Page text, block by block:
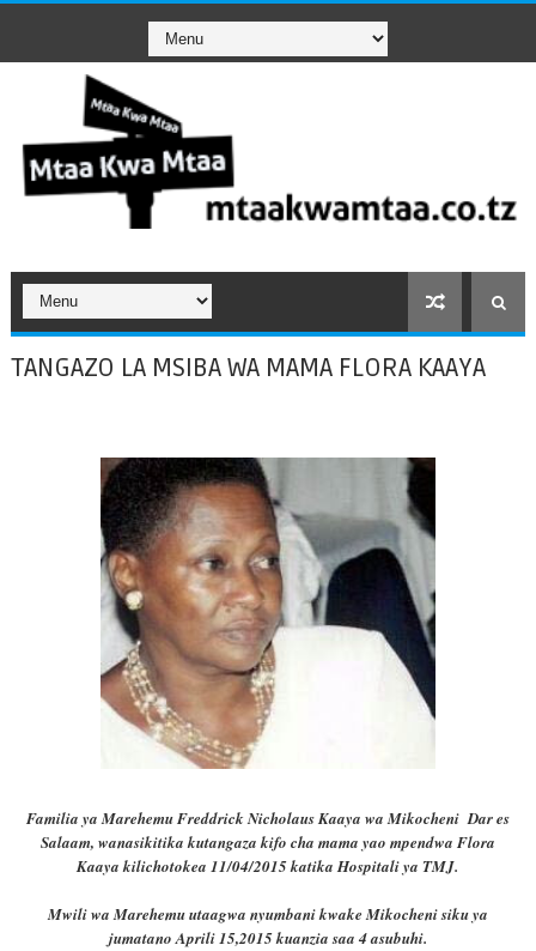
TANGAZO LA MSIBA WA MAMA FLORA KAAYA
Familia ya Marehemu Freddrick Nicholaus Kaaya wa Mikocheni Dar es
Salaam, wanasikitika kutangaza kifo cha mama yao mpendwa Flora
Kaaya kilichotokea 11/04/2015 katika Hospitali ya TMJ.
Mwili wa Marehemu utaagwa nyumbani kwake Mikocheni siku ya
jumatano Aprili 15,2015 kuanzia saa 4 asubuhi.